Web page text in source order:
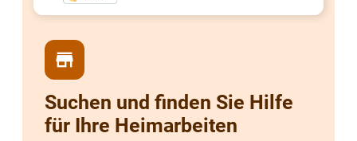
store
Suchen und finden Sie Hilfe
für Ihre Heimarbeiten